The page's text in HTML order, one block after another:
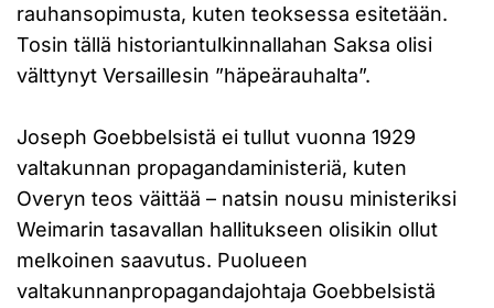
rauhansopimusta, kuten teoksessa esitetään.
Tosin tällä historiantulkinnallahan Saksa olisi
välttynyt Versaillesin ”häpeärauhalta”.
Joseph Goebbelsistä ei tullut vuonna 1929
valtakunnan propagandaministeriä, kuten
Overyn teos väittää – natsin nousu ministeriksi
Weimarin tasavallan hallitukseen olisikin ollut
melkoinen saavutus. Puolueen
valtakunnanpropagandajohtaja Goebbelsistä